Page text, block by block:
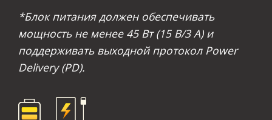
*Блок питания должен обеспечивать
мощность не менее 45 Вт (15 В/3 А) и
поддерживать выходной протокол Power
Delivery (PD).​